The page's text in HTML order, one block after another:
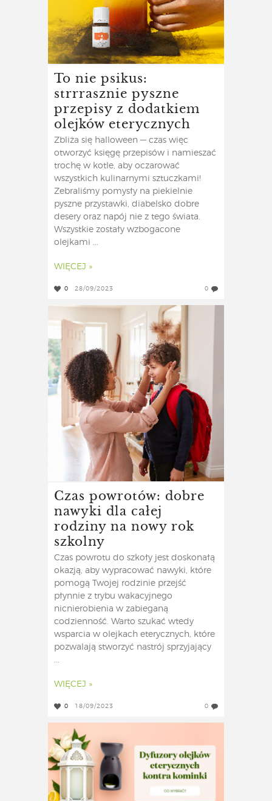
To nie psikus:
strrrasznie pyszne
przepisy z dodatkiem
olejków eterycznych
Zbliża się halloween — czas więc
otworzyć księgę przepisów i namieszać
trochę w kotle, aby oczarować
wszystkich kulinarnymi sztuczkami!
Zebraliśmy pomysły na piekielnie
pyszne przystawki, diabelsko dobre
desery oraz napój nie z tego świata.
Wszystkie zostały wzbogacone
olejkami ...
WIĘCEJ »
0 28/09/2023 0
Czas powrotów: dobre
nawyki dla całej
rodziny na nowy rok
szkolny
Czas powrotu do szkoły jest doskonałą
okazją, aby wypracować nawyki, które
pomogą Twojej rodzinie przejść
płynnie z trybu wakacyjnego
nicnierobienia w zabieganą
codzienność. Warto szukać wtedy
wsparcia w olejkach eterycznych, które
pozwalają stworzyć nastrój sprzyjający
...
WIĘCEJ »
0 18/09/2023 0